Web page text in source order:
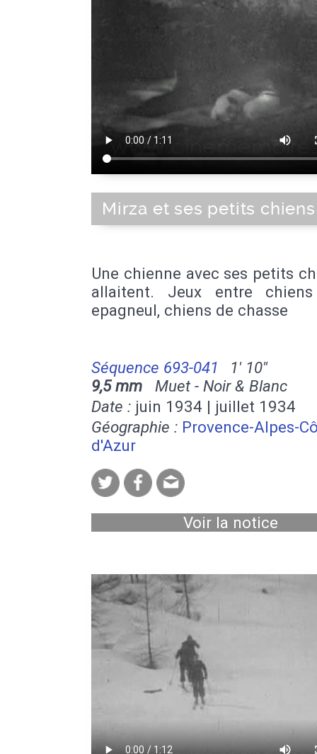
Mirza et ses petits chiens
Une chienne avec ses petits
allaitent. Jeux entre
epagneul, chiens de chasse
Séquence 693-041
1' 10''
9,5 mm Muet - Noir & Blanc
Date : juin 1934 | juillet 1934
Géographie : Provence-Alpes-
d'Azur
Voir la notice